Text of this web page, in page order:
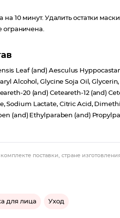
10 минут. Удалить остатки
ограничена.
Leaf (and) Aesculus
Alcohol, Glycine Soja Oil,
20 (and) Ceteareth-12 (and)
Sodium Lactate, Citric Acid,
(and) Ethylparaben (and)
поставки, стране
для лица Уход